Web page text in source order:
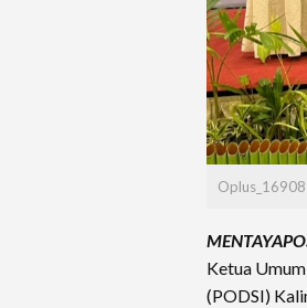
Ketua
(PODSI)